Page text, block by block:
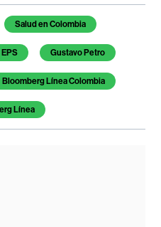
Salud en Colombia
EPS Gustavo Petro
Bloomberg Línea Colombia
Línea